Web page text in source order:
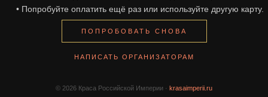
• Попробуйте оплатить ещё раз или используйте другую карту.
ПОПРОБОВАТЬ СНОВА
НАПИСАТЬ ОРГАНИЗАТОРАМ
© 2026 Краса Российской Империи · krasaimperii.ru